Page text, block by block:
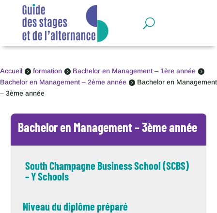
Accueil  formation  Bachelor en Management – 1ère année 
Bachelor en Management – 2ème année  Bachelor en Management
– 3ème année
Bachelor en Management – 3ème année
South Champagne Business School (SCBS)
– Y Schools
Niveau du diplôme préparé
Panneau de gestion des cookies